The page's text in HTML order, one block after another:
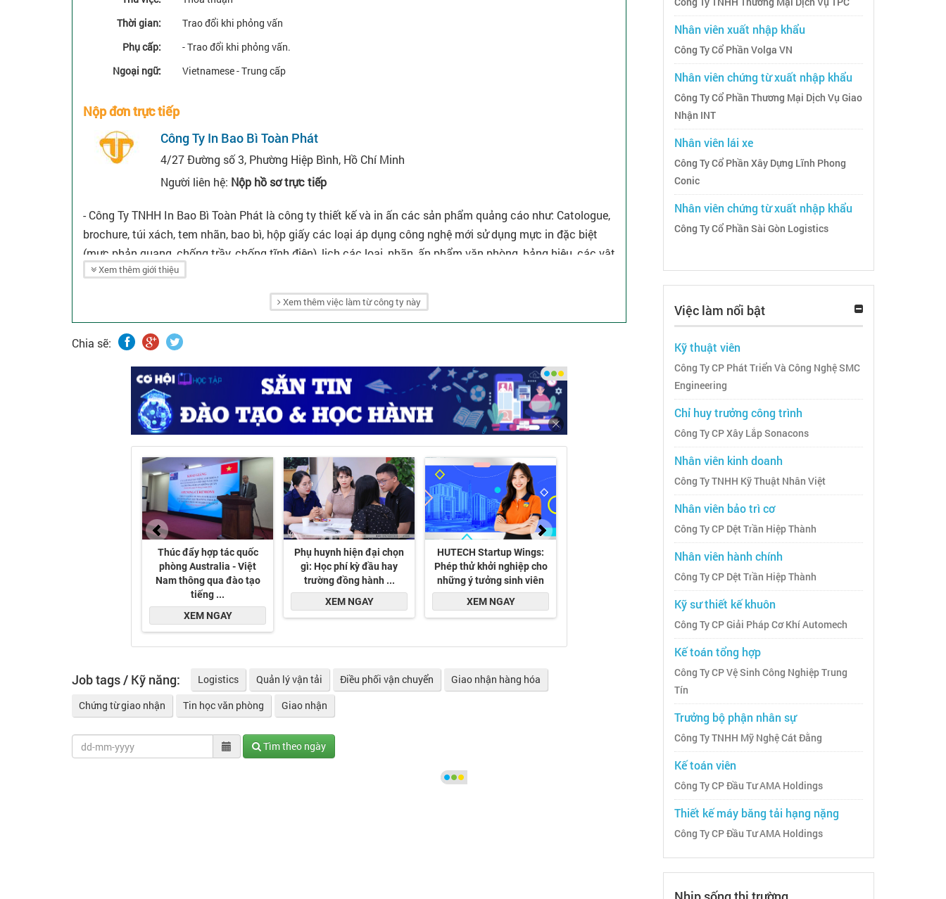
Thời gian:
Trao đổi khi phỏng vấn
Phụ cấp:
- Trao đổi khi phỏng vấn.
Ngoại ngữ:
Vietnamese - Trung cấp
Nộp đơn trực tiếp
Công Ty In Bao Bì Toàn Phát
4/27 Đường số 3, Phường Hiệp Bình, Hồ Chí Minh
Người liên hệ: Nộp hồ sơ trực tiếp
- Công Ty TNHH In Bao Bì Toàn Phát là công ty thiết kế và in ấn các sản phẩm quảng cáo như: Catologue,
brochure, túi xách, tem nhãn, bao bì, hộp giấy các loại áp dụng công nghệ mới sử dụng mực in đặc biệt
(mực phản quang, chống trầy, chống tĩnh điện), lịch các loại, nhãn, ấn phẩm văn phòng, bảng hiệu, các vật
phẩm quảng cáo, cung cấp túi nilông, túi xốp...
Xem thêm giới thiệu
Xem thêm việc làm từ công ty này
Chia sẽ:
Job tags / Kỹ năng: Logistics Quản lý vận tải Điều phối vận chuyển
Giao nhận hàng hóa
Chứng từ giao nhận
Tin học văn phòng Giao nhận
Tìm theo ngày
Nhân viên xuất nhập khẩu
Công Ty Cổ Phần Volga VN
Nhân viên chứng từ xuất nhập khẩu
Công Ty Cổ Phần Thương Mại Dịch Vụ Giao
Nhận INT
Nhân viên lái xe
Công Ty Cổ Phần Xây Dựng Lĩnh Phong
Conic
Nhân viên chứng từ xuất nhập khẩu
Công Ty Cổ Phần Sài Gòn Logistics
Việc làm nổi bật
Kỹ thuật viên
Công Ty CP Phát Triển Và Công Nghệ SMC
Engineering
Chỉ huy trưởng công trình
Công Ty CP Xây Lắp Sonacons
Nhân viên kinh doanh
Công Ty TNHH Kỹ Thuật Nhân Việt
Nhân viên bảo trì cơ
Công Ty CP Dệt Trần Hiệp Thành
Nhân viên hành chính
Công Ty CP Dệt Trần Hiệp Thành
Kỹ sư thiết kế khuôn
Công Ty CP Giải Pháp Cơ Khí Automech
Kế toán tổng hợp
Công Ty CP Vệ Sinh Công Nghiệp Trung
Tín
Trưởng bộ phận nhân sự
Công Ty TNHH Mỹ Nghệ Cát Đằng
Kế toán viên
Công Ty CP Đầu Tư AMA Holdings
Thiết kế máy băng tải hạng nặng
Công Ty CP Đầu Tư AMA Holdings